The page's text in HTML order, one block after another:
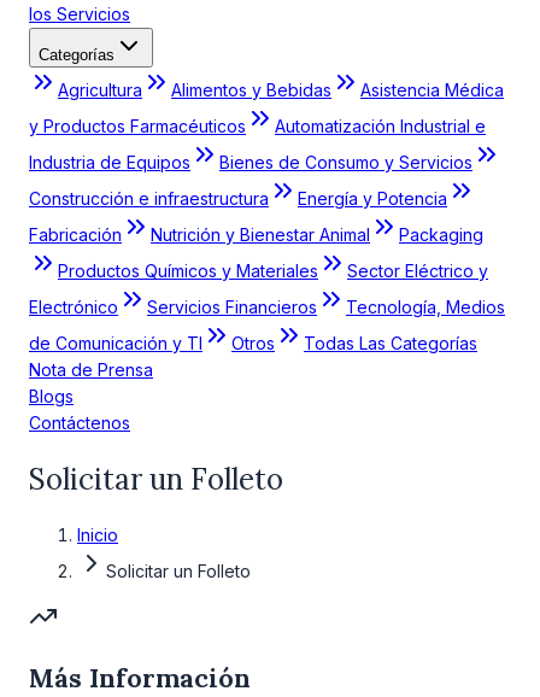
los Servicios
Categorías
Agricultura Alimentos y Bebidas
Asistencia Médica
y Productos Farmacéuticos
Automatización Industrial e
Industria de Equipos
Bienes de Consumo y Servicios
Construcción e infraestructura
Energía y Potencia
Fabricación
Nutrición y Bienestar Animal
Packaging
Productos Químicos y Materiales
Sector Eléctrico y
Electrónico
Servicios Financieros
Tecnología, Medios
de Comunicación y TI
Otros
Todas Las Categorías
Nota de Prensa
Blogs
Contáctenos
Solicitar un Folleto
Inicio
Solicitar un Folleto
Más Información